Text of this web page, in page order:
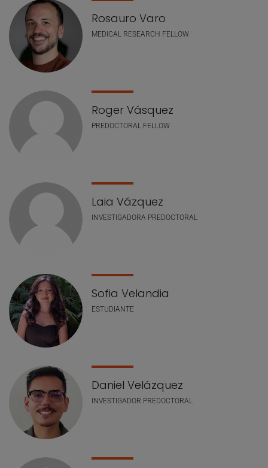
Rosauro Varo
MEDICAL RESEARCH FELLOW
Roger Vásquez
PREDOCTORAL FELLOW
Laia Vázquez
INVESTIGADORA PREDOCTORAL
Sofia Velandia
ESTUDIANTE
Daniel Velázquez
INVESTIGADOR PREDOCTORAL